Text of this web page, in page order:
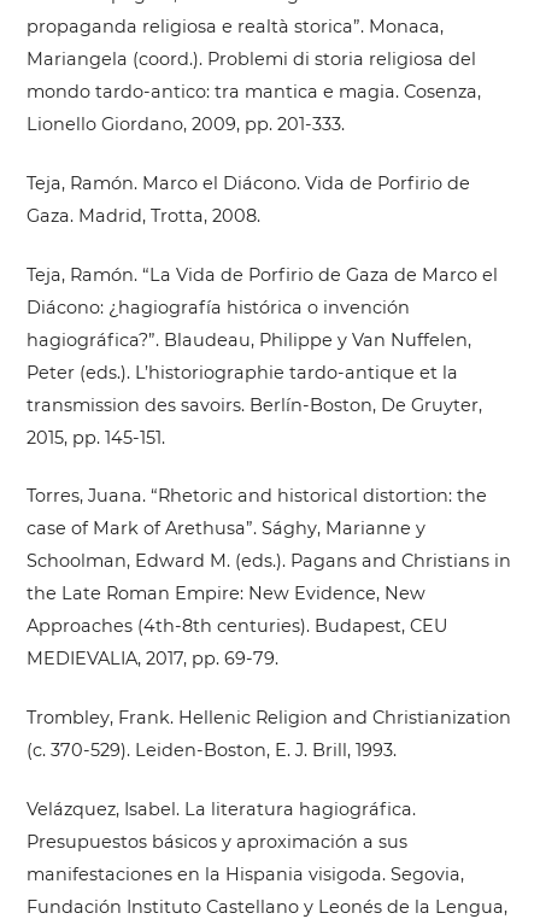
propaganda religiosa e realtà storica”. Monaca,
Mariangela (coord.). Problemi di storia religiosa del
mondo tardo-antico: tra mantica e magia. Cosenza,
Lionello Giordano, 2009, pp. 201-333.
Teja, Ramón. Marco el Diácono. Vida de Porfirio de
Gaza. Madrid, Trotta, 2008.
Teja, Ramón. “La Vida de Porfirio de Gaza de Marco el
Diácono: ¿hagiografía histórica o invención
hagiográfica?”. Blaudeau, Philippe y Van Nuffelen,
Peter (eds.). L’historiographie tardo-antique et la
transmission des savoirs. Berlín-Boston, De Gruyter,
2015, pp. 145-151.
Torres, Juana. “Rhetoric and historical distortion: the
case of Mark of Arethusa”. Sághy, Marianne y
Schoolman, Edward M. (eds.). Pagans and Christians in
the Late Roman Empire: New Evidence, New
Approaches (4th-8th centuries). Budapest, CEU
MEDIEVALIA, 2017, pp. 69-79.
Trombley, Frank. Hellenic Religion and Christianization
(c. 370-529). Leiden-Boston, E. J. Brill, 1993.
Velázquez, Isabel. La literatura hagiográfica.
Presupuestos básicos y aproximación a sus
manifestaciones en la Hispania visigoda. Segovia,
Fundación Instituto Castellano y Leonés de la Lengua,